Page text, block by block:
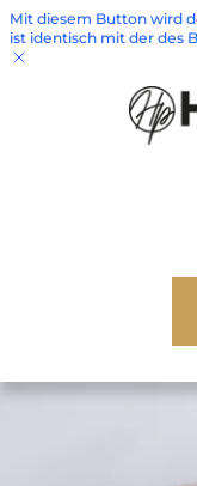
Mit diesem Button wird
ist identisch mit der des